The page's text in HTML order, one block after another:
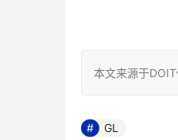
本文来源于
GL